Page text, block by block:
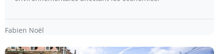
Fabien Noël